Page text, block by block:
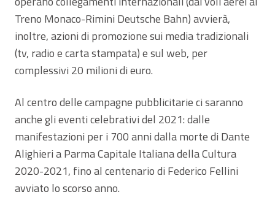
Treno Monaco-Rimini Deutsche Bahn) avvierà,
inoltre, azioni di promozione sui media tradizionali
(tv, radio e carta stampata) e sul web, per
complessivi 20 milioni di euro.
Al centro delle campagne pubblicitarie ci saranno
anche gli eventi celebrativi del 2021: dalle
manifestazioni per i 700 anni dalla morte di Dante
Alighieri a Parma Capitale Italiana della Cultura
2020-2021, fino al centenario di Federico Fellini
avviato lo scorso anno.